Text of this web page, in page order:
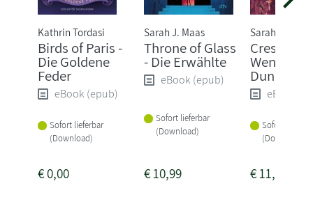
Kathrin Tordasi
Birds of Paris -
Die Goldene
Feder
eBook (epub)
Sofort lieferbar
(Download)
€0,00
Sarah J. Maas
Throne of Glass
- Die Erwählte
eBook (epub)
Sofort lieferbar
(Download)
€10,99
Sarah J. Maas
Crescent
Wenn das
Dunkel
eBook
Sofort
(Download)
€11,99